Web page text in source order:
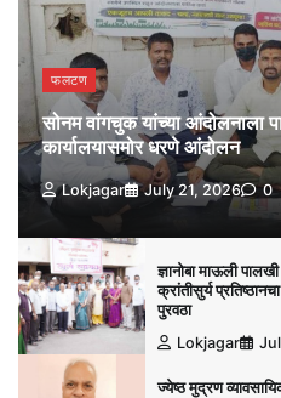
फलटण
सोनम वांगचुक यांच्या आंदोलनाला
कार्यालयासमोर धरणे आंदोलन
Lokjagar July 21, 2026 0
ज्ञानोबा माऊली
क्रांतीसुर्य
पुरवठा
Lokjagar
ज्येष्ठ मुद्रण